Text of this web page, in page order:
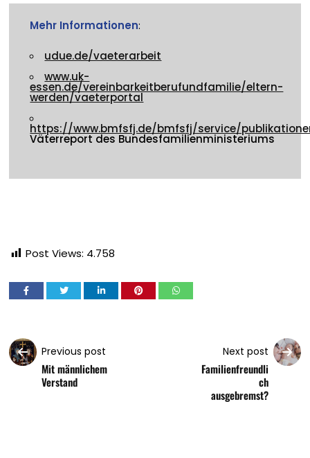
Mehr Informationen:
udue.de/vaeterarbeit
www.uk-
essen.de/vereinbarkeitberufundfamilie/eltern-
werden/vaeterportal
https://www.bmfsfj.de/bmfsfj/service/
Väterreport des Bundesfamilienministeriums
Post Views: 4.758
Previous post
Mit männlichem
Verstand
Next post
Familienfreundli
ch
ausgebremst?